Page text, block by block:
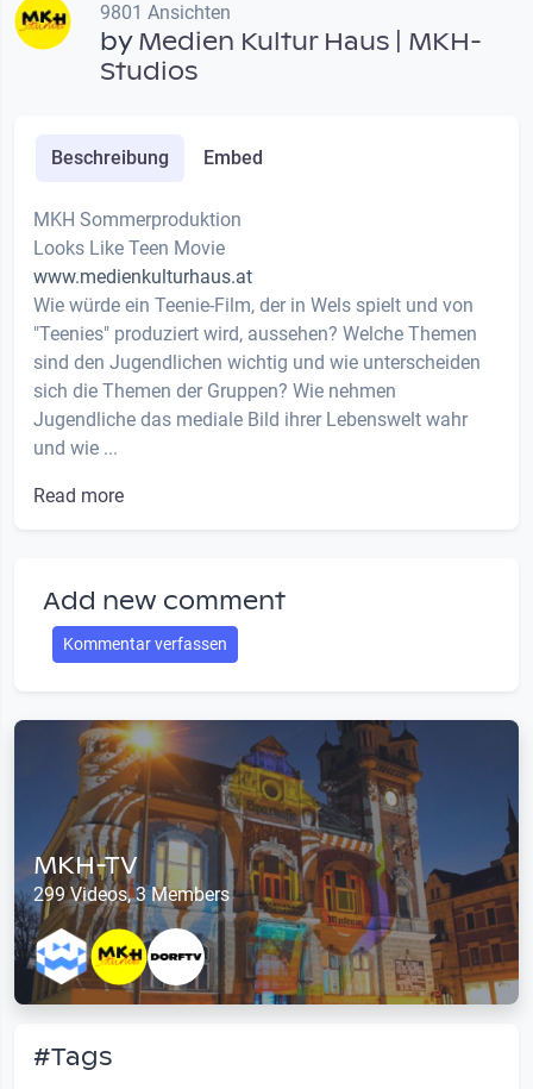
9801 Ansichten
byMedien Kultur Haus | MKH-
Studios
Beschreibung Embed
MKH Sommerproduktion
Looks Like Teen Movie
www.medienkulturhaus.at
Wie würde ein Teenie-Film, der in Wels spielt und von
"Teenies" produziert wird, aussehen? Welche Themen
sind den Jugendlichen wichtig und wie unterscheiden
sich die Themen der Gruppen? Wie nehmen
Jugendliche das mediale Bild ihrer Lebenswelt wahr
und wie ...
Read more
Add new comment
Kommentar verfassen
MKH-TV
299 Videos, 3 Members
#Tags